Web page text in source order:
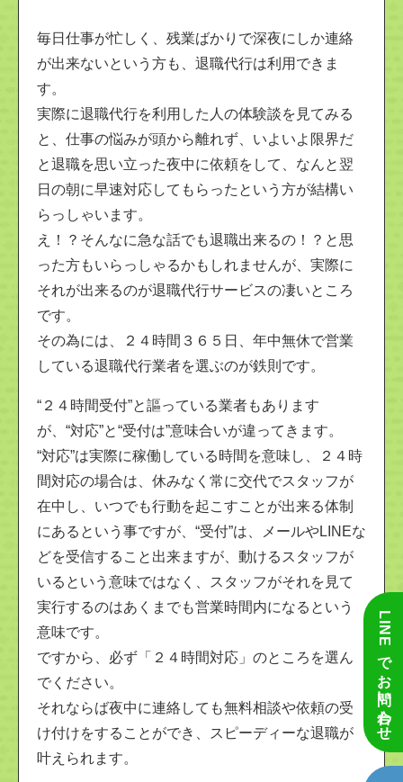
毎日仕事が忙しく、残業ばかりで深夜にしか連絡
が出来ないという方も、退職代行は利用できま
す。
実際に退職代行を利用した人の体験談を見てみる
と、仕事の悩みが頭から離れず、いよいよ限界だ
と退職を思い立った夜中に依頼をして、なんと翌
日の朝に早速対応してもらったという方が結構い
らっしゃいます。
え！？そんなに急な話でも退職出来るの！？と思
った方もいらっしゃるかもしれませんが、実際に
それが出来るのが退職代行サービスの凄いところ
です。
その為には、２４時間３６５日、年中無休で営業
している退職代行業者を選ぶのが鉄則です。
“２４時間受付”と謳っている業者もあります
が、“対応”と“受付は”意味合いが違ってきます。
“対応”は実際に稼働している時間を意味し、２４時
間対応の場合は、休みなく常に交代でスタッフが
在中し、いつでも行動を起こすことが出来る体制
にあるという事ですが、“受付”は、メールやLINEな
どを受信すること出来ますが、動けるスタッフが
いるという意味ではなく、スタッフがそれを見て
実行するのはあくまでも営業時間内になるという
意味です。
ですから、必ず「２４時間対応」のところを選ん
でください。
それならば夜中に連絡しても無料相談や依頼の受
け付けをすることができ、スピーディーな退職が
叶えられます。
LINEでお問い合わせ